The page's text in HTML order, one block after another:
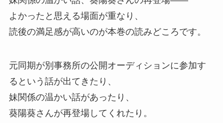
よかったと思える場面が重なり、
読後の満足感が高いのが本巻の読みどころです。
元同期が別事務所の公開オーディションに参加す
るという話が出てきたり、
妹関係の温かい話があったり、
葵陽葵さんが再登場してくれたり。